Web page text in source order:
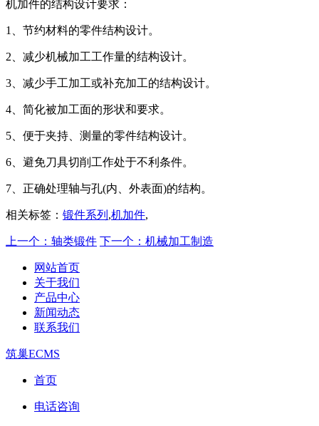
机加件的结构设计要求：
1、节约材料的零件结构设计。
2、减少机械加工工作量的结构设计。
3、减少手工加工或补充加工的结构设计。
4、简化被加工面的形状和要求。
5、便于夹持、测量的零件结构设计。
6、避免刀具切削工作处于不利条件。
7、正确处理轴与孔(内、外表面)的结构。
相关标签： 锻件系列 ,机加件,
上一个：轴类锻件 下一个：机械加工制造
网站首页
关于我们
产品中心
新闻动态
联系我们
筑巢ECMS
首页
电话咨询